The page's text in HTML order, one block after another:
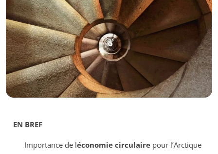
EN BREF
Importance de léconomie circulairepour l’Arctique